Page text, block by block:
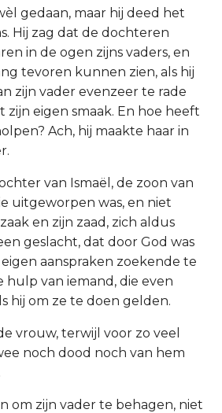
gedaan, maar hij deed het
Hij zag dat de dochteren
in de ogen zijns vaders, en
tevoren kunnen zien, als hij
zijn vader evenzeer te rade
zijn eigen smaak. En hoe heeft
Ach, hij maakte haar in
van Ismaël, de zoon van
uitgeworpen was, en niet
en zijn zaad, zich aldus
geslacht, dat door God was
aanspraken zoekende te
van iemand, die even
hij om ze te doen gelden.
vrouw, terwijl voor zo veel
noch dood noch van hem
om zijn vader te behagen, niet